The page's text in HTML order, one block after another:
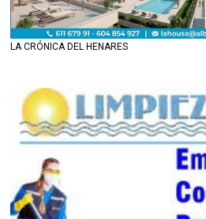
LA CRÓNICA DEL HENARES